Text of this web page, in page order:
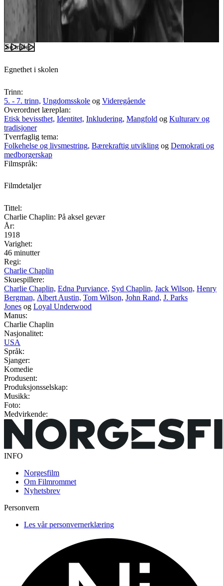
Se trailer
Egnethet i skolen
Trinn:
5. - 7. trinn, Ungdomsskole og Videregående
Overordnet læreplan:
Etisk bevissthet, Identitet, Inkludering, Mangfold og Kulturarv og
tradisjoner
Tverrfaglig tema:
Folkehelse og livsmestring, Bærekraftig utvikling og Demokrati og
medborgerskap
Filmspråk:
Filmdetaljer
Tittel:
Charlie Chaplin: På aksel gevær
År:
1918
Varighet:
46 minutter
Regi:
Charlie Chaplin
Skuespillere:
Charlie Chaplin, Edna Purviance, Syd Chaplin, Jack Wilson, Henry
Bergman, Albert Austin, Tom Wilson, John Rand, J. Parks
Jones og Loyal Underwood
Manus:
Charlie Chaplin
Nasjonalitet:
USA
Språk:
Sjanger:
Komedie
Produsent:
Produksjonsselskap:
Musikk:
Foto:
Medvirkende:
INFO
Norgesfilm
Om Filmrommet
Nyhetsbrev
Personvern
Les vår personvernerklæring